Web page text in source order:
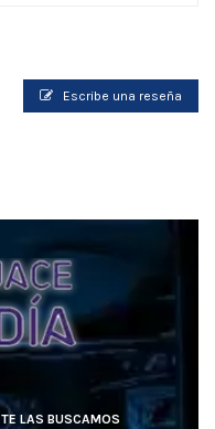
Escribe una reseña
TE LAS BUSCAMOS